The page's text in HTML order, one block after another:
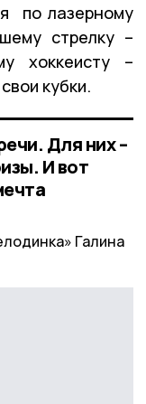
по лазерному
стрелку –
хоккеисту –
кубки.
Для них –
И вот
Галина